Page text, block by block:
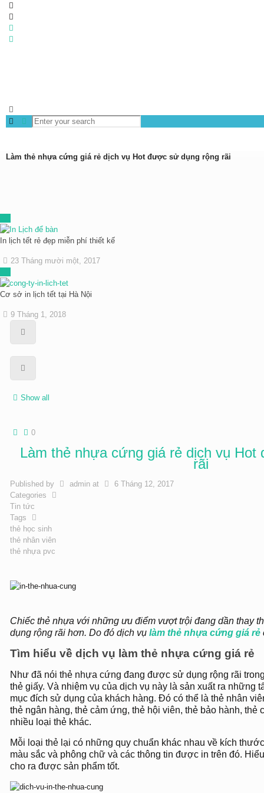
Làm thẻ nhựa cứng giá rẻ dịch vụ Hot được sử dụng rộng rãi
In lịch tết rẻ đẹp miễn phí thiết kế
23 Tháng mười một, 2017
Cơ sở in lịch tết tại Hà Nội
9 Tháng 1, 2018
Show all
0
Làm thẻ nhựa cứng giá rẻ dịch vụ
rãi
Published by admin at
6 Tháng 12, 2017
Categories
Tin tức
Tags
thẻ học sinh
thẻ nhân viên
thẻ nhựa pvc
Chiếc thẻ nhựa với những ưu điểm vượt trội đang dần thay
dụng rộng rãi hơn. Do đó dịch vụ làm thẻ nhựa cứng giá rẻ
Tìm hiểu về dịch vụ làm thẻ nhựa cứng giá rẻ
Như đã nói thẻ nhựa cứng đang được sử dụng rộng rãi
thẻ giấy. Và nhiệm vụ của dịch vụ này là sản xuất ra những
mục đích sử dụng của khách hàng. Đó có thể là thẻ nhân
thẻ ngân hàng, thẻ cảm ứng, thẻ hội viên, thẻ bảo hành, thẻ
nhiều loại thẻ khác.
Mỗi loại thẻ lại có những quy chuẩn khác nhau về kích
màu sắc và phông chữ và các thông tin được in trên đó.
cho ra được sản phẩm tốt.